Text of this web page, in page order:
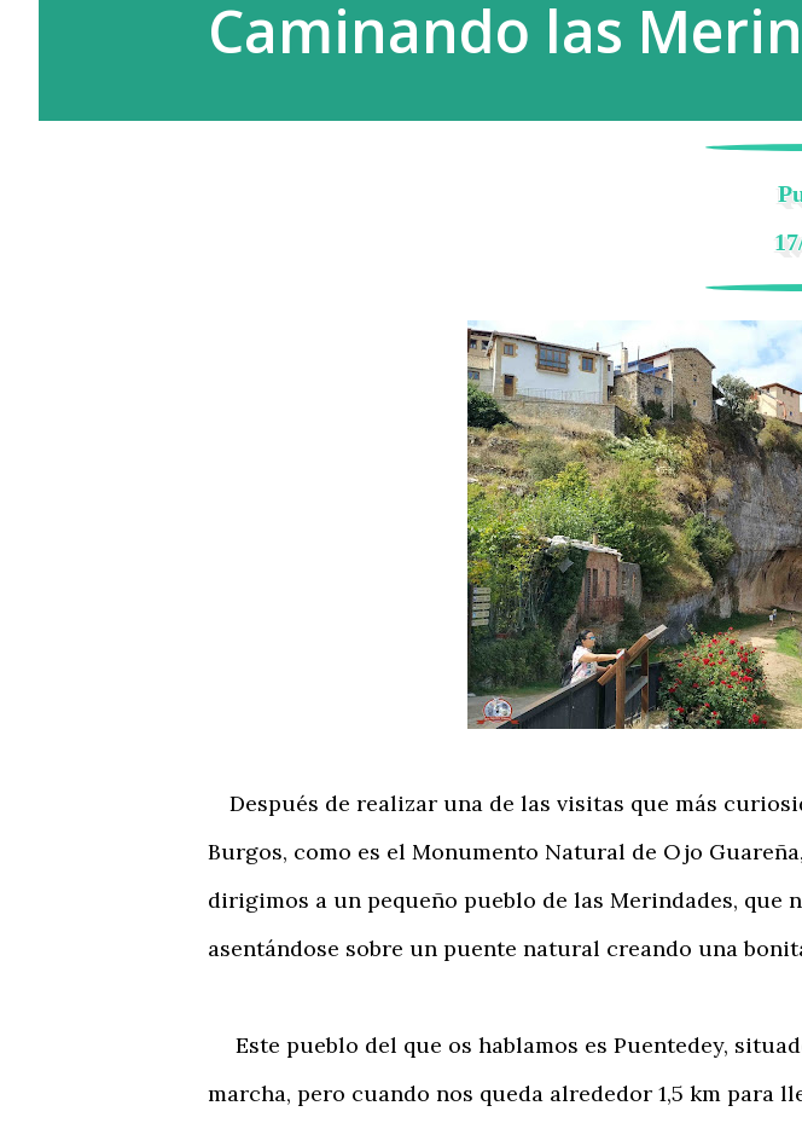
Caminando las
Después de realizar una de las visitas que más
Burgos, como es el Monumento Natural de Ojo
dirigimos a un pequeño pueblo de las Merindades, que
asentándose sobre un puente natural creando una
Este pueblo del que os hablamos es Puentedey,
marcha, pero cuando nos queda alrededor 1,5 km